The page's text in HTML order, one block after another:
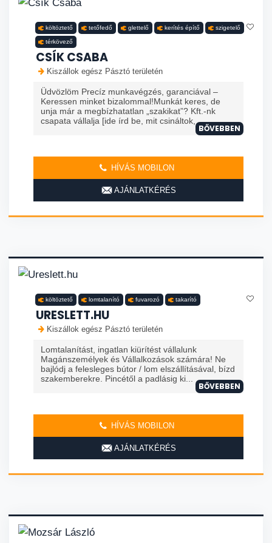
költöztető tetőfedő glettelő kerítés építő szigetelő
térkövező
CSÍK CSABA
Kiszállok egész Pásztó területén
Üdvözlöm Precíz munkavégzés, garanciával –
Keressen minket bizalommal!Munkát keres, de
unja már a megbízhatatlan „szakikat”? Kft.-nk
csapata vállalja [ide írd be, mit csináltok, ...
BŐVEBBEN
HÍVÁS MOBILON
AJÁNLATKÉRÉS
költöztető lomtalanító fuvarozó takarító
URESLETT.HU
Kiszállok egész Pásztó területén
Lomtalanítást, ingatlan kiürítést vállalunk
Magánszemélyek és Vállalkozások számára! Ne
bajlódj a felesleges bútor / lom elszállításával, bízd
szakemberekre. Pincétől a padlásig ki...
BŐVEBBEN
HÍVÁS MOBILON
AJÁNLATKÉRÉS